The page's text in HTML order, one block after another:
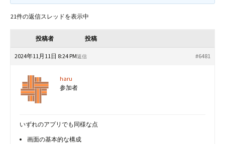
21件の返信スレッドを表示中
投稿者 投稿
2024年11月11日 8:24 PM #6481
返信
haru
参加者
いずれのアプリでも同様な点
画面の基本的な構成